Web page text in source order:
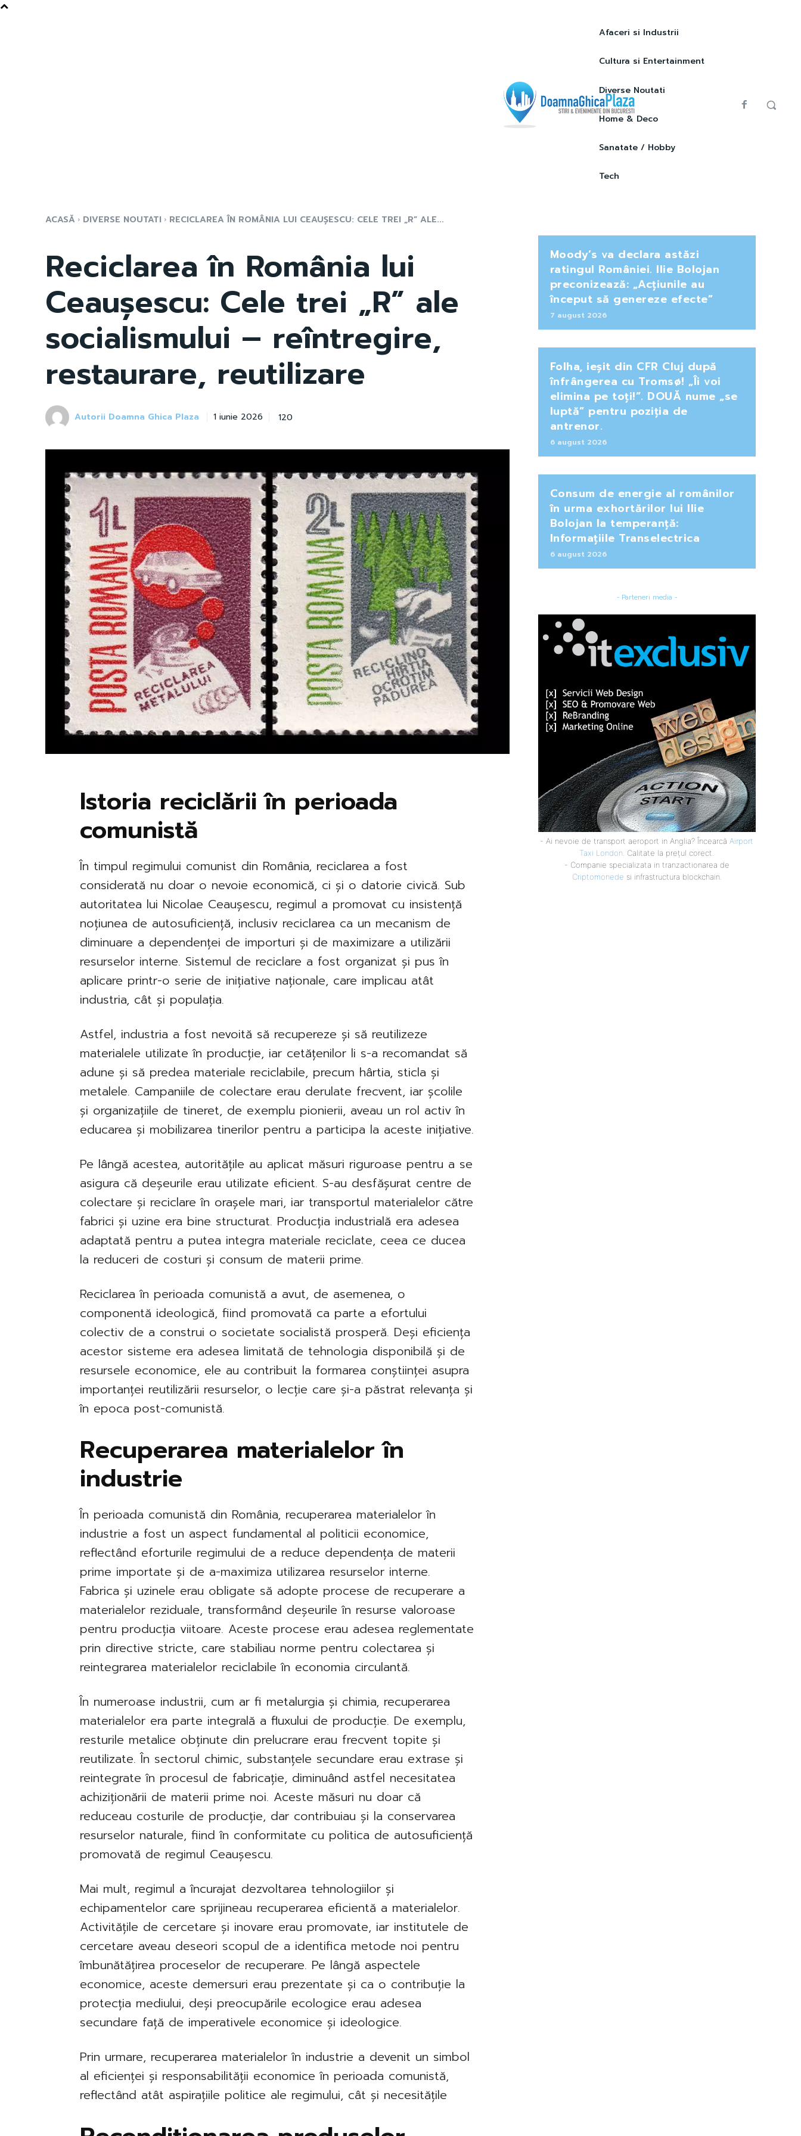
Afaceri si Industrii
Cultura si Entertainment
Diverse Noutati
Home & Deco
Sanatate / Hobby
Tech
ACASĂ DIVERSE NOUTATI RECICLAREA ÎN ROMÂNIA LUI CEAUȘESCU: CELE TREI „R” ALE...
Reciclarea în România lui
Ceaușescu: Cele trei „R” ale
socialismului – reîntregire,
restaurare, reutilizare
Autorii Doamna Ghica Plaza 1 iunie 2026 120
Istoria reciclării în perioada
comunistă
În timpul regimului comunist din România, reciclarea a fost
considerată nu doar o nevoie economică, ci și o datorie civică. Sub
autoritatea lui Nicolae Ceaușescu, regimul a promovat cu insistență
noțiunea de autosuficiență, inclusiv reciclarea ca un mecanism de
diminuare a dependenței de importuri și de maximizare a utilizării
resurselor interne. Sistemul de reciclare a fost organizat și pus în
aplicare printr-o serie de inițiative naționale, care implicau atât
industria, cât și populația.
Astfel, industria a fost nevoită să recupereze și să reutilizeze
materialele utilizate în producție, iar cetățenilor li s-a recomandat să
adune și să predea materiale reciclabile, precum hârtia, sticla și
metalele. Campaniile de colectare erau derulate frecvent, iar școlile
și organizațiile de tineret, de exemplu pionierii, aveau un rol activ în
educarea și mobilizarea tinerilor pentru a participa la aceste inițiative.
Pe lângă acestea, autoritățile au aplicat măsuri riguroase pentru a se
asigura că deșeurile erau utilizate eficient. S-au desfășurat centre de
colectare și reciclare în orașele mari, iar transportul materialelor către
fabrici și uzine era bine structurat. Producția industrială era adesea
adaptată pentru a putea integra materiale reciclate, ceea ce ducea
la reduceri de costuri și consum de materii prime.
Reciclarea în perioada comunistă a avut, de asemenea, o
componentă ideologică, fiind promovată ca parte a efortului
colectiv de a construi o societate socialistă prosperă. Deși eficiența
acestor sisteme era adesea limitată de tehnologia disponibilă și de
resursele economice, ele au contribuit la formarea conștiinței asupra
importanței reutilizării resurselor, o lecție care și-a păstrat relevanța și
în epoca post-comunistă.
Recuperarea materialelor în
industrie
În perioada comunistă din România, recuperarea materialelor în
industrie a fost un aspect fundamental al politicii economice,
reflectând eforturile regimului de a reduce dependența de materii
prime importate și de a-maximiza utilizarea resurselor interne.
Fabrica și uzinele erau obligate să adopte procese de recuperare a
materialelor reziduale, transformând deșeurile în resurse valoroase
pentru producția viitoare. Aceste procese erau adesea reglementate
prin directive stricte, care stabiliau norme pentru colectarea și
reintegrarea materialelor reciclabile în economia circulantă.
În numeroase industrii, cum ar fi metalurgia și chimia, recuperarea
materialelor era parte integrală a fluxului de producție. De exemplu,
resturile metalice obținute din prelucrare erau frecvent topite și
reutilizate. În sectorul chimic, substanțele secundare erau extrase și
reintegrate în procesul de fabricație, diminuând astfel necesitatea
achiziționării de materii prime noi. Aceste măsuri nu doar că
reduceau costurile de producție, dar contribuiau și la conservarea
resurselor naturale, fiind în conformitate cu politica de autosuficiență
promovată de regimul Ceaușescu.
Mai mult, regimul a încurajat dezvoltarea tehnologiilor și
echipamentelor care sprijineau recuperarea eficientă a materialelor.
Activitățile de cercetare și inovare erau promovate, iar institutele de
cercetare aveau deseori scopul de a identifica metode noi pentru
îmbunătățirea proceselor de recuperare. Pe lângă aspectele
economice, aceste demersuri erau prezentate și ca o contribuție la
protecția mediului, deși preocupările ecologice erau adesea
secundare față de imperativele economice și ideologice.
Prin urmare, recuperarea materialelor în industrie a devenit un simbol
al eficienței și responsabilității economice în perioada comunistă,
reflectând atât aspirațiile politice ale regimului, cât și necesitățile
Moody’s va declara astăzi
ratingul României. Ilie Bolojan
preconizează: „Acțiunile au
început să genereze efecte”
7 august 2026
Folha, ieșit din CFR Cluj după
înfrângerea cu Tromsø! „Îi voi
elimina pe toți!”. DOUĂ nume „se
luptă” pentru poziția de
antrenor.
6 august 2026
Consum de energie al românilor
în urma exhortărilor lui Ilie
Bolojan la temperanță:
Informațiile Transelectrica
6 august 2026
- Parteneri media -
- Ai nevoie de transport aeroport in Anglia? Încearcă Airport
Taxi London . Calitate la prețul corect.
- Companie specializata in tranzactionarea de
Criptomonede si infrastructura blockchain.